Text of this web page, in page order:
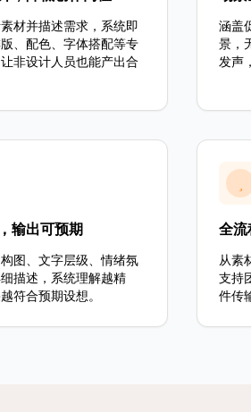
材并描述需求，系统即
、配色、字体搭配等专
非设计人员也能产出合
涵盖
景，
发声
输出可预期
图、文字层级、情绪氛
描述，系统理解越精
符合预期设想。
全流
从素
支持
件传